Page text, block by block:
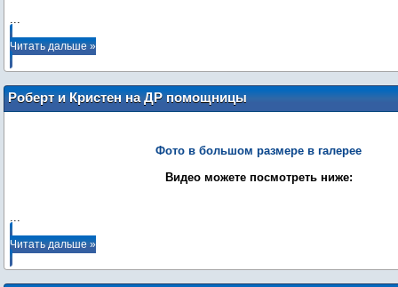
...
Читать дальше »
Роберт и Кристен на ДР помощницы
Кэти Перри, Тамры - 20.03.2013
Фото в большом размере в галерее
Видео можете посмотреть ниже:
...
Читать дальше »